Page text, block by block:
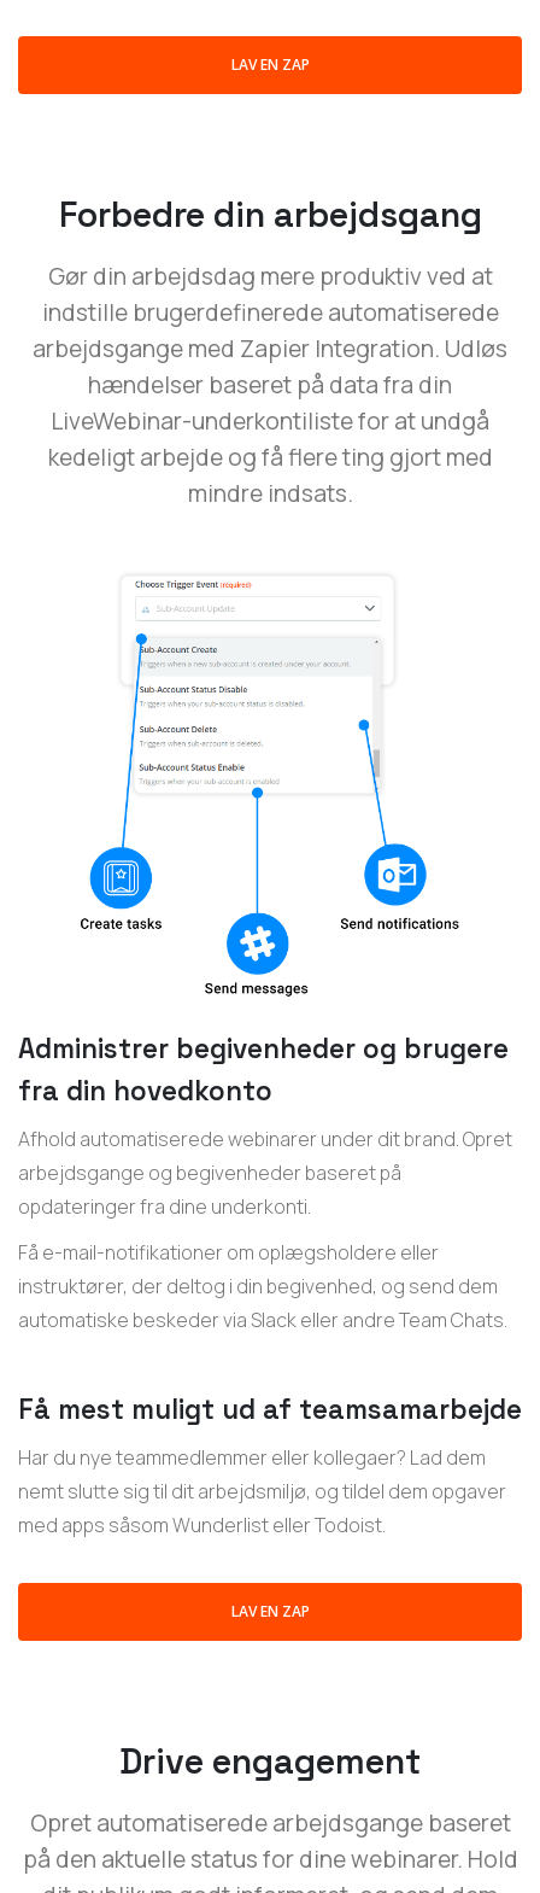
LAV EN ZAP
Forbedre din arbejdsgang
Gør din arbejdsdag mere produktiv ved at
indstille brugerdefinerede automatiserede
arbejdsgange med Zapier Integration. Udløs
hændelser baseret på data fra din
LiveWebinar-underkontiliste for at undgå
kedeligt arbejde og få flere ting gjort med
mindre indsats.
Administrer begivenheder og brugere
fra din hovedkonto
Afhold automatiserede webinarer under dit brand. Opret
arbejdsgange og begivenheder baseret på
opdateringer fra dine underkonti.
Få e-mail-notifikationer om oplægsholdere eller
instruktører, der deltog i din begivenhed, og send dem
automatiske beskeder via Slack eller andre Team Chats.
Få mest muligt ud af teamsamarbejde
Har du nye teammedlemmer eller kollegaer? Lad dem
nemt slutte sig til dit arbejdsmiljø, og tildel dem opgaver
med apps såsom Wunderlist eller Todoist.
LAV EN ZAP
Drive engagement
Opret automatiserede arbejdsgange baseret
på den aktuelle status for dine webinarer. Hold